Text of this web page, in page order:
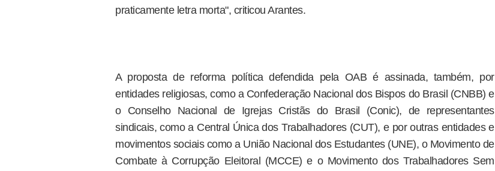
praticamente letra morta", criticou Arantes.
A proposta de reforma política defendida pela OAB é assinada, também, por
entidades religiosas, como a Confederação Nacional dos Bispos do Brasil (CNBB) e
o Conselho Nacional de Igrejas Cristãs do Brasil (Conic), de representantes
sindicais, como a Central Única dos Trabalhadores (CUT), e por outras entidades e
movimentos sociais como a União Nacional dos Estudantes (UNE), o Movimento de
Combate à Corrupção Eleitoral (MCCE) e o Movimento dos Trabalhadores Sem